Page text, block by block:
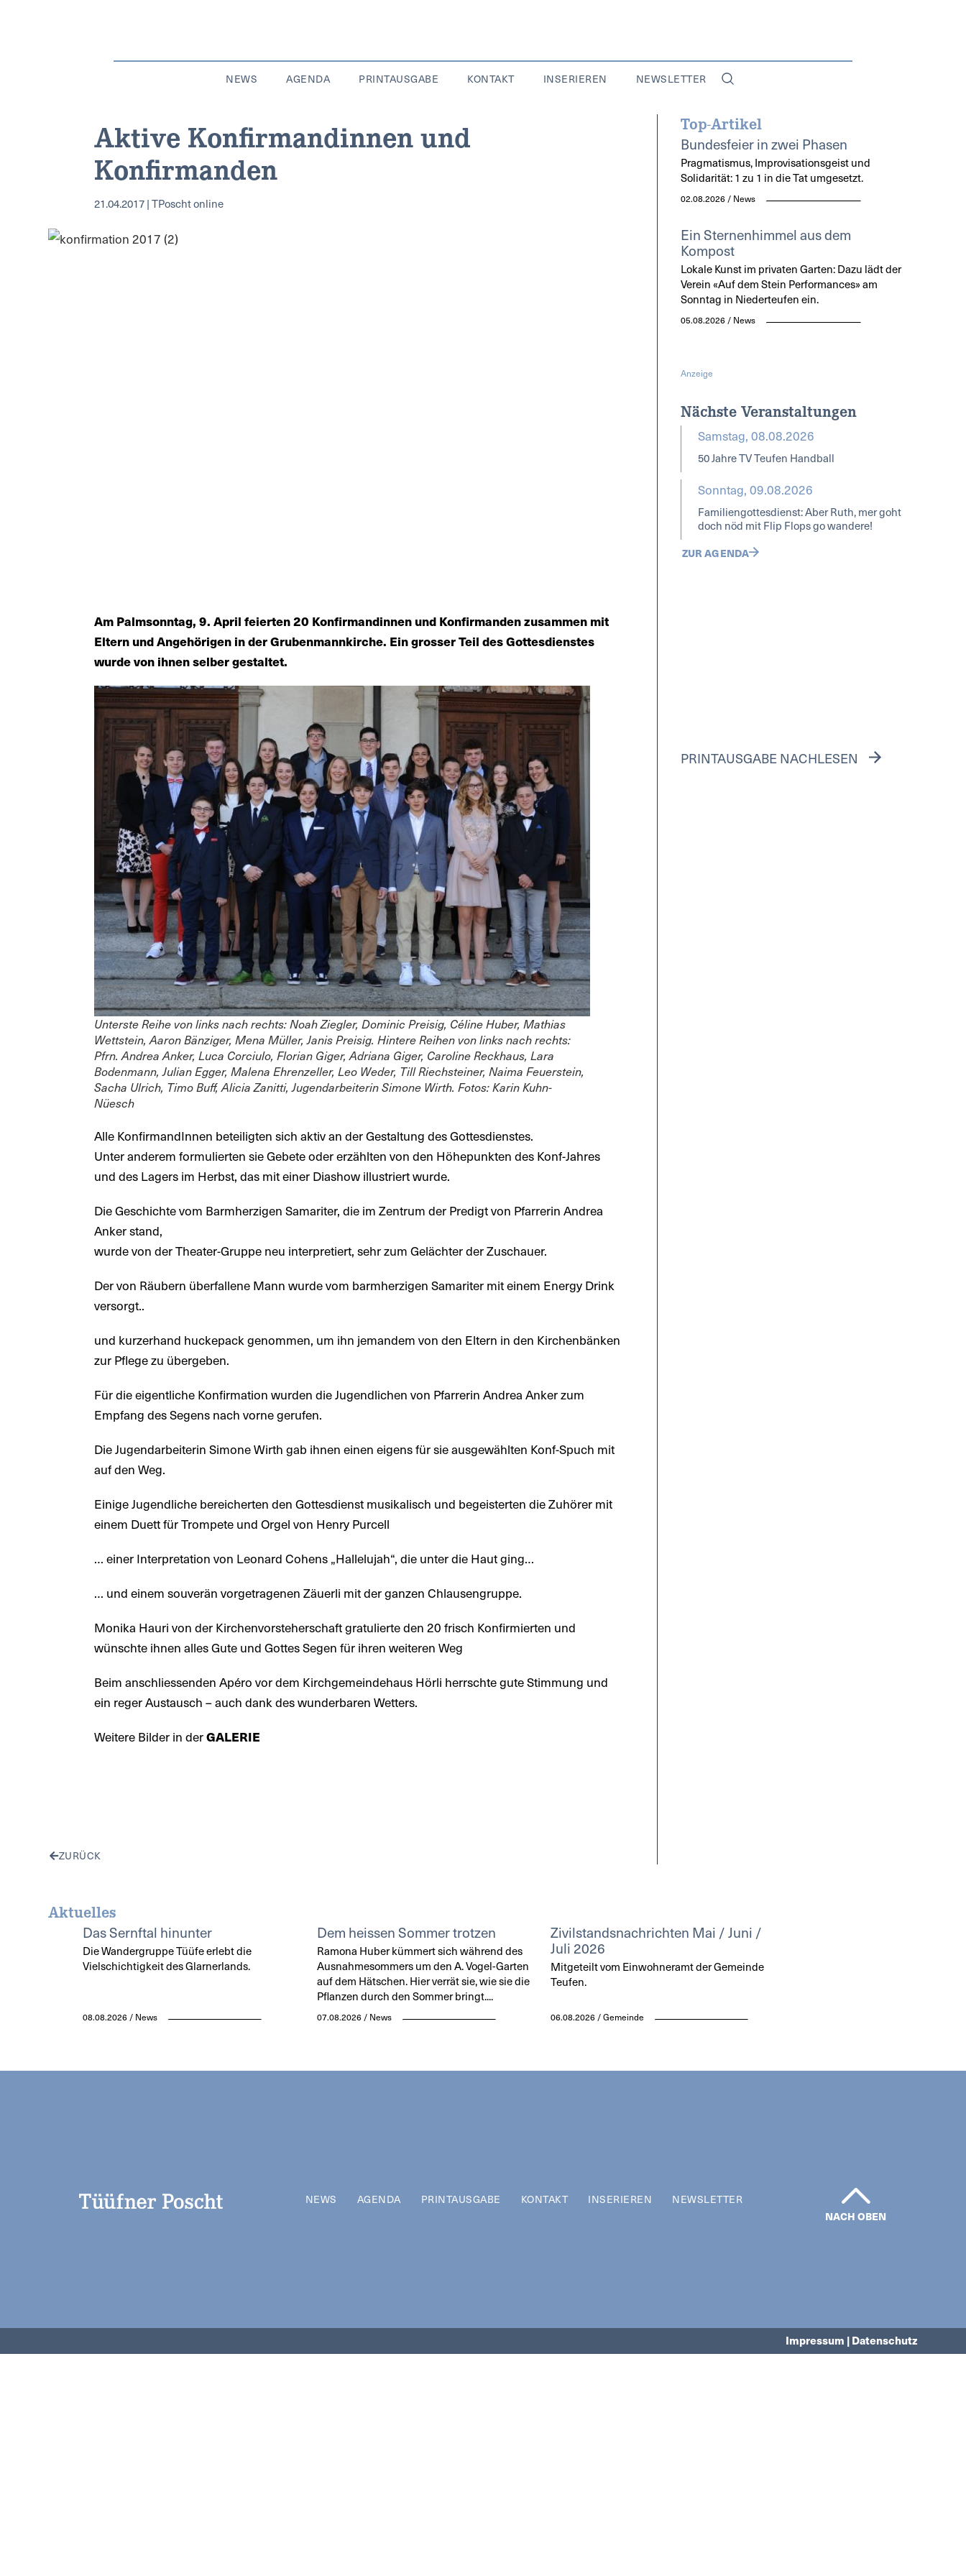
NEWS AGENDA PRINTAUSGABE KONTAKT INSERIEREN NEWSLETTER
Aktive Konfirmandinnen und
Konfirmanden
21.04.2017 | TPoscht online
Am Palmsonntag, 9. April feierten 20 Konfirmandinnen und Konfirmanden zusammen mit
Eltern und Angehörigen in der Grubenmannkirche. Ein grosser Teil des Gottesdienstes
wurde von ihnen selber gestaltet.
Unterste Reihe von links nach rechts: Noah Ziegler, Dominic Preisig, Céline Huber, Mathias
Wettstein, Aaron Bänziger, Mena Müller, Janis Preisig. Hintere Reihen von links nach rechts:
Pfrn. Andrea Anker, Luca Corciulo, Florian Giger, Adriana Giger, Caroline Reckhaus, Lara
Bodenmann, Julian Egger, Malena Ehrenzeller, Leo Weder, Till Riechsteiner, Naima Feuerstein,
Sacha Ulrich, Timo Buff, Alicia Zanitti, Jugendarbeiterin Simone Wirth. Fotos: Karin Kuhn-
Nüesch
Alle KonfirmandInnen beteiligten sich aktiv an der Gestaltung des Gottesdienstes.
Unter anderem formulierten sie Gebete oder erzählten von den Höhepunkten des Konf-Jahres
und des Lagers im Herbst, das mit einer Diashow illustriert wurde.
Die Geschichte vom Barmherzigen Samariter, die im Zentrum der Predigt von Pfarrerin Andrea
Anker stand,
wurde von der Theater-Gruppe neu interpretiert, sehr zum Gelächter der Zuschauer.
Der von Räubern überfallene Mann wurde vom barmherzigen Samariter mit einem Energy Drink
versorgt..
und kurzerhand huckepack genommen, um ihn jemandem von den Eltern in den Kirchenbänken
zur Pflege zu übergeben.
Für die eigentliche Konfirmation wurden die Jugendlichen von Pfarrerin Andrea Anker zum
Empfang des Segens nach vorne gerufen.
Die Jugendarbeiterin Simone Wirth gab ihnen einen eigens für sie ausgewählten Konf-Spuch mit
auf den Weg.
Einige Jugendliche bereicherten den Gottesdienst musikalisch und begeisterten die Zuhörer mit
einem Duett für Trompete und Orgel von Henry Purcell
… einer Interpretation von Leonard Cohens „Hallelujah“, die unter die Haut ging…
… und einem souverän vorgetragenen Zäuerli mit der ganzen Chlausengruppe.
Monika Hauri von der Kirchenvorsteherschaft gratulierte den 20 frisch Konfirmierten und
wünschte ihnen alles Gute und Gottes Segen für ihren weiteren Weg
Beim anschliessenden Apéro vor dem Kirchgemeindehaus Hörli herrschte gute Stimmung und
ein reger Austausch – auch dank des wunderbaren Wetters.
Weitere Bilder in derGALERIE
ZURÜCK
Top-Artikel
Bundesfeier in zwei Phasen
Pragmatismus, Improvisationsgeist und
Solidarität: 1 zu 1 in die Tat umgesetzt.
02.08.2026 / News
Ein Sternenhimmel aus dem
Kompost
Lokale Kunst im privaten Garten: Dazu lädt der
Verein «Auf dem Stein Performances» am
Sonntag in Niederteufen ein.
05.08.2026 / News
Anzeige
Nächste Veranstaltungen
Samstag, 08.08.2026
50 Jahre TV Teufen Handball
Sonntag, 09.08.2026
Familiengottesdienst: Aber Ruth, mer goht
doch nöd mit Flip Flops go wandere!
ZUR AGENDA
PRINTAUSGABE NACHLESEN
Aktuelles
Das Sernftal hinunter
Die Wandergruppe Tüüfe erlebt die
Vielschichtigkeit des Glarnerlands.
08.08.2026 / News
Dem heissen Sommer trotzen
Ramona Huber kümmert sich während des
Ausnahmesommers um den A. Vogel-Garten
auf dem Hätschen. Hier verrät sie, wie sie die
Pflanzen durch den Sommer bringt....
07.08.2026 / News
Zivilstandsnachrichten Mai / Juni /
Juli 2026
Mitgeteilt vom Einwohneramt der Gemeinde
Teufen.
06.08.2026 / Gemeinde
NEWS AGENDA PRINTAUSGABE KONTAKT INSERIEREN
NEWSLETTER
NACH OBEN
Impressum | Datenschutz